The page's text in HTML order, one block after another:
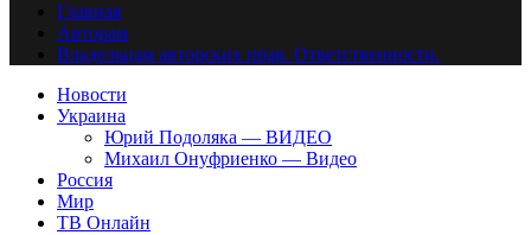
Главная
Авторам
Владельцам авторских прав. Ответственности.
Новости
Украина
Юрий Подоляка — ВИДЕО
Михаил Онуфриенко — Видео
Россия
Мир
ТВ Онлайн